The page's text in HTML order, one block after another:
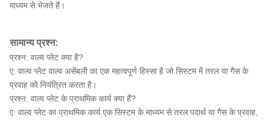
माध्यम से भेजते हैं।
सामान्य प्रश्न:
प्रश्न: वाल्व प्लेट क्या है?
ए: वाल्व प्लेट वाल्व असेंबली का एक महत्वपूर्ण हिस्सा है जो सिस्टम में तरल या गैस के
प्रवाह को नियंत्रित करता है।
प्रश्न: वाल्व प्लेट के प्राथमिक कार्य क्या हैं?
ए: वाल्व प्लेट का प्राथमिक कार्य एक सिस्टम के माध्यम से तरल पदार्थ या गैस के प्रवाह,